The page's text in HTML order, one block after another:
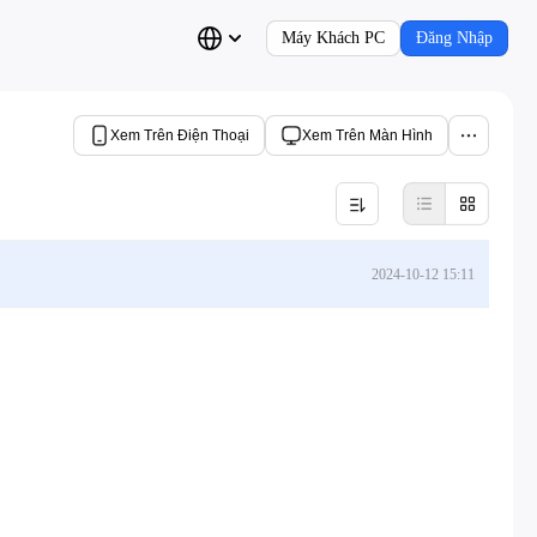
Máy Khách PC Đăng Nhập
Xem Trên Điện Thoại Xem Trên Màn Hình
2024-10-12 15:11